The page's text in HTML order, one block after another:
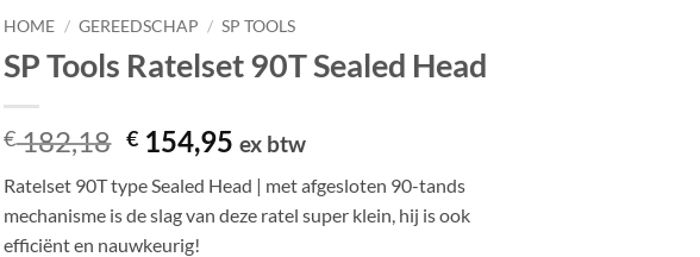
HOME / GEREEDSCHAP / SP TOOLS
SP Tools Ratelset 90T Sealed Head
€182,18 Oorspronkelijke
was:
€ 182,18.
€154,95Huidige
is:
€ 154,95.
ex btw
Ratelset 90T type Sealed Head | met afgesloten 90-tands
mechanisme is de slag van deze ratel super klein, hij is ook
efficiënt en nauwkeurig!